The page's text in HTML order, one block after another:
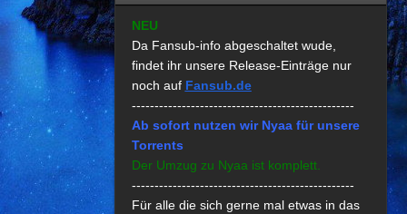
NEU
Da Fansub-info abgeschaltet wude,
findet ihr unsere Release-Einträge nur
noch auf Fansub.de
-------------------------------------------------
Ab sofort nutzen wir Nyaa für unsere
Torrents
Der Umzug zu Nyaa ist komplett.
-------------------------------------------------
Für alle die sich gerne mal etwas in das